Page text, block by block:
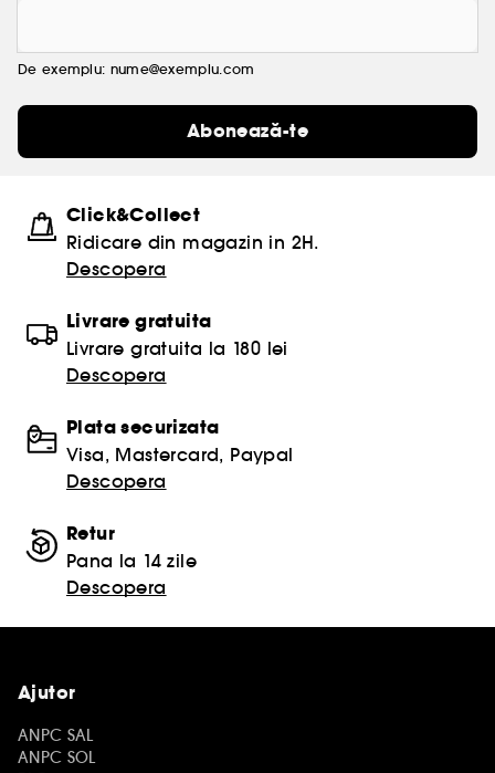
De exemplu: nume@exemplu.com
Abonează-te
Click&Collect
Ridicare din magazin in 2H.
Descopera
Livrare gratuita
Livrare gratuita la 180 lei
Descopera
Plata securizata
Visa, Mastercard, Paypal
Descopera
Retur
Pana la 14 zile
Descopera
Ajutor
ANPC SAL
ANPC SOL